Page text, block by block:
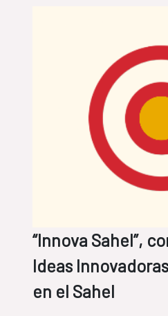
“Innova Sahel”,
Ideas
en el Sahel